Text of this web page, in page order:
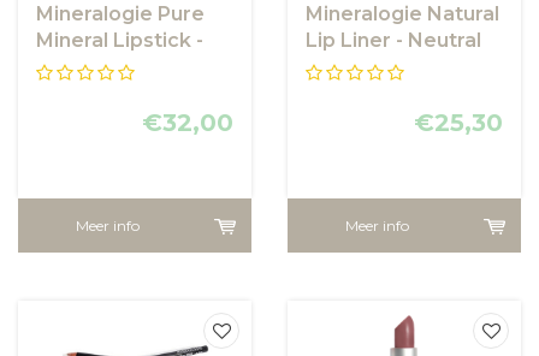
Mineralogie Pure
Mineral Lipstick -
Crimson
€32,00
Meer info
Mineralogie Natural
Lip Liner - Neutral
€25,30
Meer info